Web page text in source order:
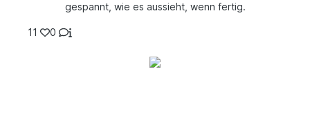
gespannt, wie es aussieht, wenn fertig.
11 0